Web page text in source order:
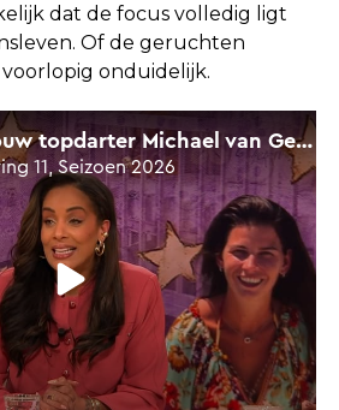
dat de focus volledig ligt
Of de geruchten
onduidelijk.